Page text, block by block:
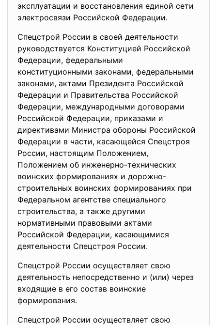
эксплуатации и восстановления единой сети
электросвязи Российской Федерации.
Спецстрой России в своей деятельности
руководствуется Конституцией Российской
Федерации, федеральными
конституционными законами, федеральными
законами, актами Президента Российской
Федерации и Правительства Российской
Федерации, международными договорами
Российской Федерации, приказами и
директивами Министра обороны Российской
Федерации в части, касающейся Спецстроя
России, настоящим Положением,
Положением об инженерно-технических
воинских формированиях и дорожно-
строительных воинских формированиях при
Федеральном агентстве специального
строительства, а также другими
нормативными правовыми актами
Российской Федерации, касающимися
деятельности Спецстроя России.
Спецстрой России осуществляет свою
деятельность непосредственно и (или) через
входящие в его состав воинские
формирования.
Спецстрой России осуществляет свою